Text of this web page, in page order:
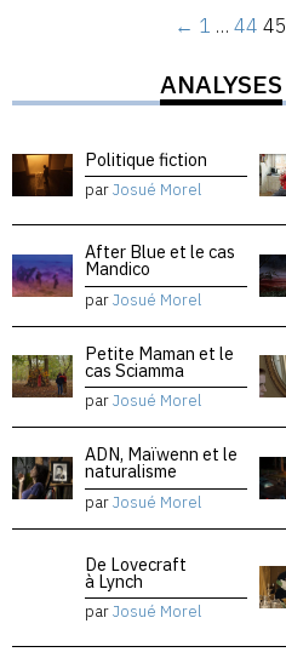
← 1 … 44 45
ANALYSES
Politique fiction
parJosué Morel
After Blue et le cas
Mandico
parJosué Morel
Petite Maman et le
cas Sciamma
parJosué Morel
ADN, Maïwenn et le
naturalisme
parJosué Morel
De Lovecraft
à Lynch
parJosué Morel